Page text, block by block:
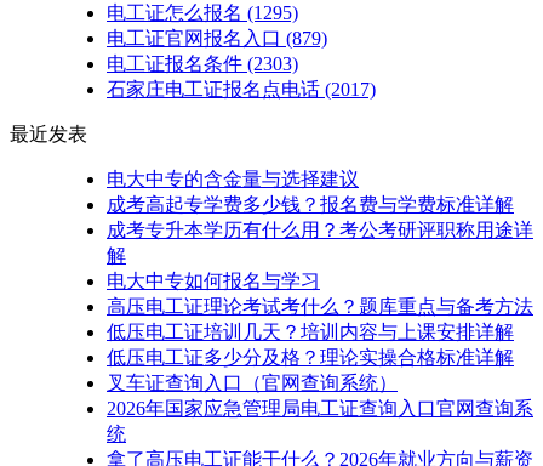
电工证怎么报名 (1295)
电工证官网报名入口 (879)
电工证报名条件 (2303)
石家庄电工证报名点电话 (2017)
最近发表
电大中专的含金量与选择建议
成考高起专学费多少钱？报名费与学费标准详解
成考专升本学历有什么用？考公考研评职称用途详
解
电大中专如何报名与学习
高压电工证理论考试考什么？题库重点与备考方法
低压电工证培训几天？培训内容与上课安排详解
低压电工证多少分及格？理论实操合格标准详解
叉车证查询入口（官网查询系统）
2026年国家应急管理局电工证查询入口官网查询系
统
拿了高压电工证能干什么？2026年就业方向与薪资